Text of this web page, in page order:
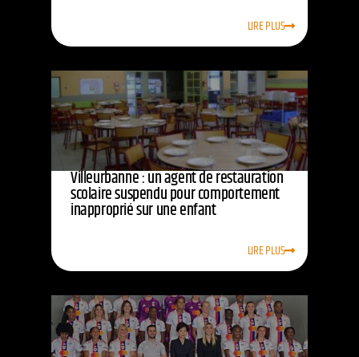
LIRE PLUS
Villeurbanne : un agent de restauration
scolaire suspendu pour comportement
inapproprié sur une enfant
LIRE PLUS